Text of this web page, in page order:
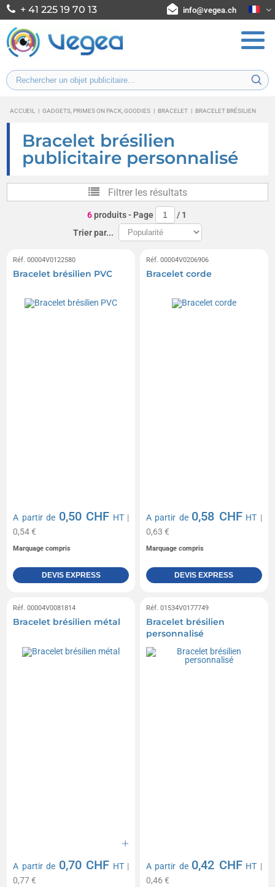
+ 41 225 19 70 13 info@vegea.ch
ACCUEIL | GADGETS, PRIMES ON PACK, GOODIES | BRACELET | BRACELET BRÉSILIEN
Bracelet brésilien
publicitaire personnalisé
Filtrer les résultats
6produits- Page / 1
Trier par...
Réf. 00004V0122580
Bracelet brésilien PVC
A partir de 0,50 CHF HT|
0,54 €
Marquage compris
DEVIS EXPRESS
Réf. 00004V0206906
Bracelet corde
A partir de 0,58 CHF HT |
0,63 €
Marquage compris
DEVIS EXPRESS
Réf. 00004V0081814
Bracelet brésilien métal
A partir de 0,70 CHF HT|
0,77 €
Réf. 01534V0177749
Bracelet brésilien
personnalisé
A partir de 0,42 CHF HT |
0,46 €